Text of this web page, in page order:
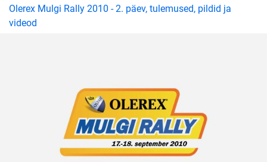
Olerex Mulgi Rally 2010 - 2. päev, tulemused, pildid ja
videod